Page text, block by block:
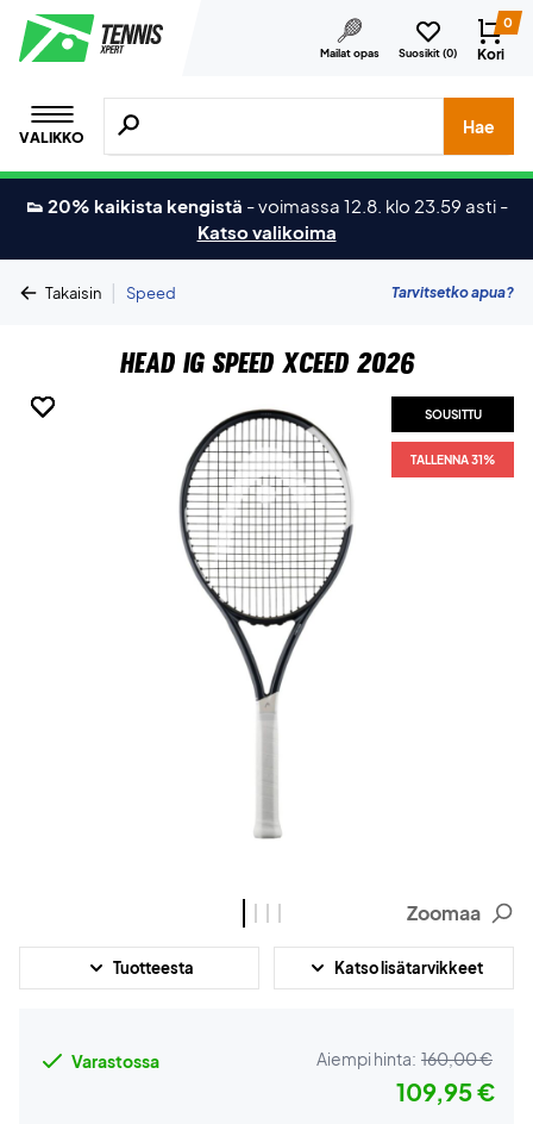
Mailat opas Suosikit (0)
0
Kori
VALIKKO
Hae tuotteita, merkkejä jne.
Hae
👟 20% kaikista kengistä -voimassa 12.8. klo 23.59 asti -
Katso valikoima
Takaisin | Speed Tarvitsetko apua?
Head IG Speed XCEED 2026
SOUSITTU
TALLENNA 31%
SOUSITTU
TALLENNA 31%
SOUSITTU
TALLENNA 31%
SOUSITTU
TALLENNA 31%
Zoomaa
Tuotteesta Katso lisätarvikkeet
Varastossa Aiempi hinta: 160,00 €
109,95 €